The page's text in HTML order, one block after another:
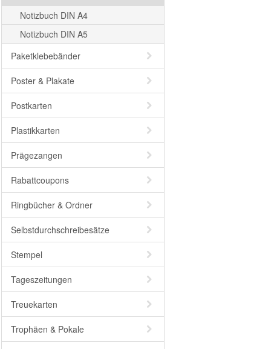
Notizbuch DIN A4
Notizbuch DIN A5
Paketklebebänder
Poster & Plakate
Postkarten
Plastikkarten
Prägezangen
Rabattcoupons
Ringbücher & Ordner
Selbstdurchschreibesätze
Stempel
Tageszeitungen
Treuekarten
Trophäen & Pokale